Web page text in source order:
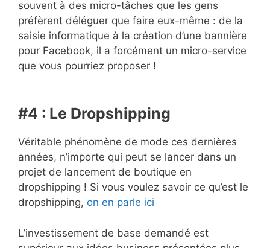
souvent à des micro-tâches que les gens
préfèrent déléguer que faire eux-même : de la
saisie informatique à la création d’une bannière
pour Facebook, il a forcément un micro-service
que vous pourriez proposer !
#4 : Le Dropshipping
Véritable phénomène de mode ces dernières
années, n’importe qui peut se lancer dans un
projet de lancement de boutique en
dropshipping ! Si vous voulez savoir ce qu’est le
dropshipping, on en parle ici
L’investissement de base demandé est